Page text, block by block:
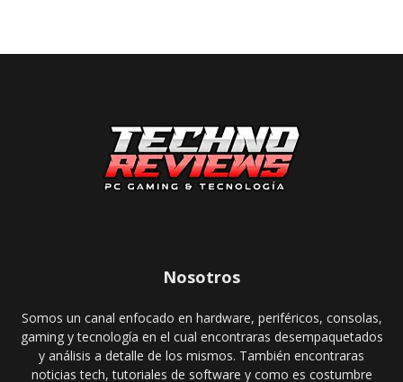
Nosotros
Somos un canal enfocado en hardware, periféricos, consolas,
gaming y tecnología en el cual encontraras desempaquetados
y análisis a detalle de los mismos. También encontraras
noticias tech, tutoriales de software y como es costumbre